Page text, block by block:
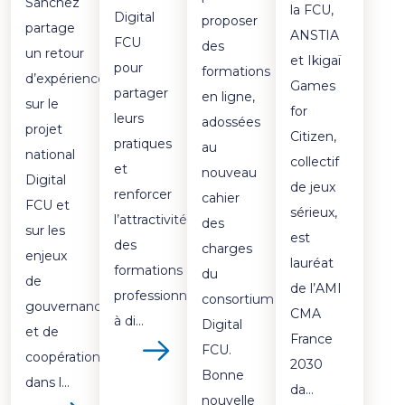
partage
un retour
d’expérience
sur le
projet
national
Digital
FCU et
sur les
enjeux
de
gouvernance
et de
coopération
dans l...
Digital
FCU
pour
partager
leurs
pratiques
et
renforcer
l’attractivité
des
formations
professionnelles
à di...
Voir
proposer
des
formations
en ligne,
adossées
au
nouveau
cahier
des
charges
du
consortium
Digital
FCU.
Bonne
nouvelle
la FCU,
ANSTIA
et Ikigaï
Games
for
Citizen,
collectif
de jeux
sérieux,
est
lauréat
de l’AMI
CMA
France
2030
da...